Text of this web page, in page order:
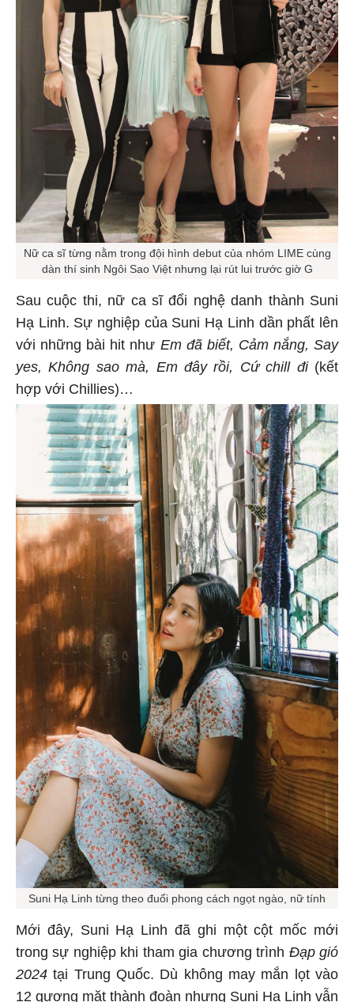
Nữ ca sĩ từng nằm trong đội hình debut của nhóm LIME cùng
dàn thí sinh Ngôi Sao Việt nhưng lại rút lui trước giờ G
Sau cuộc thi, nữ ca sĩ đổi nghệ danh thành Suni
Hạ Linh. Sự nghiệp của Suni Hạ Linh dần phất lên
với những bài hit như Em đã biết, Cảm nắng, Say
yes, Không sao mà, Em đây rồi, Cứ chill đi (kết
hợp với Chillies)…
Suni Hạ Linh từng theo đuổi phong cách ngọt ngào, nữ tính
Mới đây, Suni Hạ Linh đã ghi một cột mốc mới
trong sự nghiệp khi tham gia chương trình Đạp gió
2024 tại Trung Quốc. Dù không may mắn lọt vào
12 gương mặt thành đoàn nhưng Suni Hạ Linh vẫn